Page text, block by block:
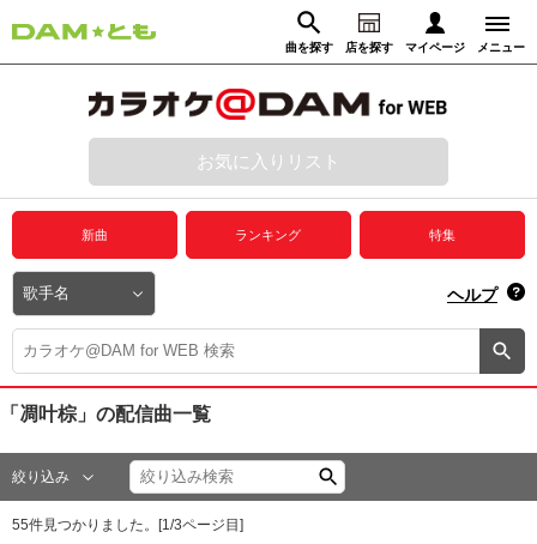
曲を探す 店を探す マイページ メニュー
動画からさがす 録音からさがす
ログイン
プレミアムサービス
DAM★とも動画
DAM★とも録音
カラオケ＠DAM
ユーザー検索
お気に入りリスト
新曲 ランキング 特集
ヘルプ
「凋叶棕」 の配信曲一覧
絞り込み
55件見つかりました。[1 /3ページ目]